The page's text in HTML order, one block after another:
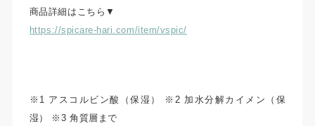
商品詳細はこちら▼
https://spicare-hari.com/item/vspic/
※1 アスコルビン酸（保湿） ※2 加水分解カイメン（保
湿） ※3 角質層まで